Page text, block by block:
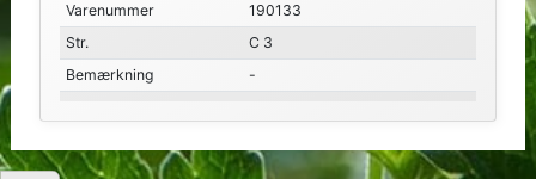
Varenummer
190133
Str.
C 3
Bemærkning
-